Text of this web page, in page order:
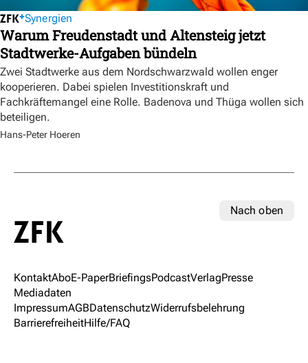
Synergien
Warum Freudenstadt und Altensteig jetzt
Stadtwerke-Aufgaben bündeln
Zwei Stadtwerke aus dem Nordschwarzwald wollen enger
kooperieren. Dabei spielen Investitionskraft und
Fachkräftemangel eine Rolle. Badenova und Thüga wollen sich
beteiligen.
Hans-Peter Hoeren
Nach oben
KontaktAboE-PaperBriefingsPodcastVerlagPresse
Mediadaten
ImpressumAGBDatenschutzWiderrufsbelehrung
BarrierefreiheitHilfe/FAQ